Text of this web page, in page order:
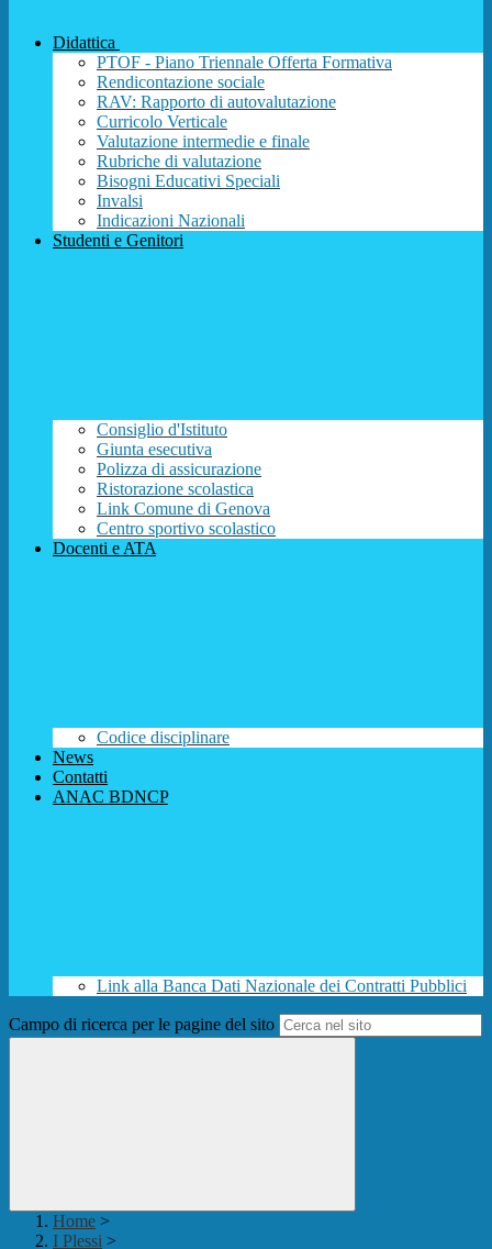
Didattica
PTOF - Piano Triennale Offerta Formativa
Rendicontazione sociale
RAV: Rapporto di autovalutazione
Curricolo Verticale
Valutazione intermedie e finale
Rubriche di valutazione
Bisogni Educativi Speciali
Invalsi
Indicazioni Nazionali
Studenti e Genitori
Consiglio d'Istituto
Giunta esecutiva
Polizza di assicurazione
Ristorazione scolastica
Link Comune di Genova
Centro sportivo scolastico
Docenti e ATA
Codice disciplinare
News
Contatti
ANAC BDNCP
Link alla Banca Dati Nazionale dei Contratti Pubblici
Campo di ricerca per le pagine del sito
Home >
I Plessi >